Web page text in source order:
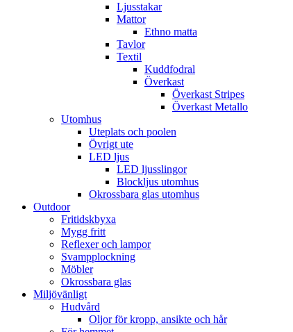
Ljusstakar
Mattor
Ethno matta
Tavlor
Textil
Kuddfodral
Överkast
Överkast Stripes
Överkast Metallo
Utomhus
Uteplats och poolen
Övrigt ute
LED ljus
LED ljusslingor
Blockljus utomhus
Okrossbara glas utomhus
Outdoor
Fritidskbyxa
Mygg fritt
Reflexer och lampor
Svampplockning
Möbler
Okrossbara glas
Miljövänligt
Hudvård
Oljor för kropp, ansikte och hår